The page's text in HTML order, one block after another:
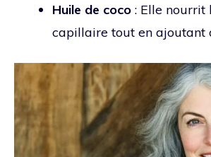
Huile de coco : Elle nourrit
capillaire tout en ajoutant